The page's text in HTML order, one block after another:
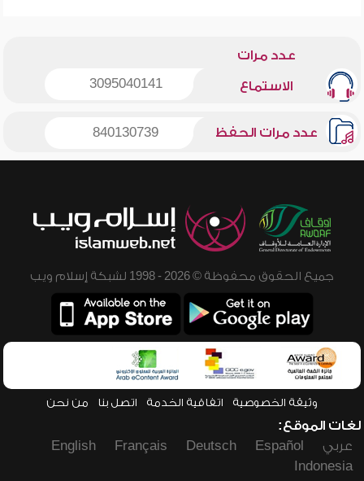
عدد مرات
الاستماع 3095040141
عدد مرات الحفظ 840130739
جميع الحقوق محفوظة © 2026 - 1998 لشبكة إسلام ويب
وثيقة الخصوصية اتفاقية الخدمة اتصل بنا من نحن
لغات الموقع:
عربي
Español
Deutsch
Français
English
Indonesia